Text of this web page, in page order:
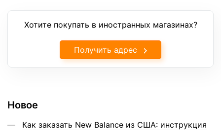
Хотите покупать в иностранных магазинах?
Получить адрес
Новое
Как заказать New Balance из США: инструкция